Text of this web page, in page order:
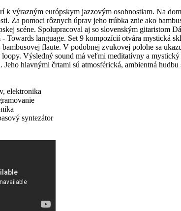
k výrazným európskym jazzovým osobnostiam. Na
Za pomoci rôznych úprav jeho trúbka znie ako
scéne. Spolupracoval aj so slovenským gitaristom
Towards language. Set 9 kompozícií otvára mystická
flaute. V podobnej zvukovej polohe sa
Výsledný sound má veľmi meditatívny a
hlavnými črtami sú atmosférická, ambientná
elektronika
syntezátor